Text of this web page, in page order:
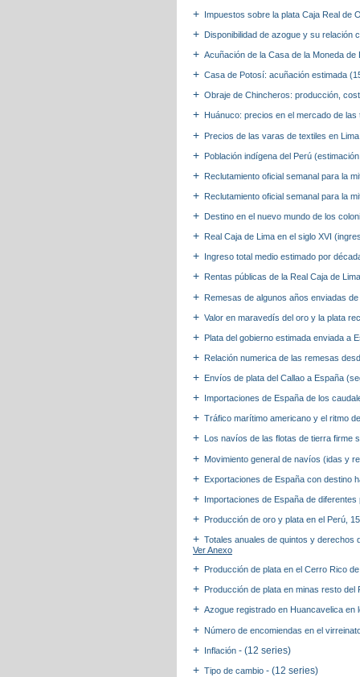
Impuestos sobre la plata Caja Real de
Disponibilidad de azogue y su relación
Acuñación de la Casa de la Moneda
Casa de Potosí: acuñación estimada
Obraje de Chincheros: producción,
Huánuco: precios en el mercado de
Precios de las varas de textiles en
Población indígena del Perú
Reclutamiento oficial semanal para la
Reclutamiento oficial semanal para la
Destino en el nuevo mundo de los
Real Caja de Lima en el siglo XVI
Ingreso total medio estimado por
Rentas públicas de la Real Caja de
Remesas de algunos años enviadas
Valor en maravedís del oro y la plata
Plata del gobierno estimada enviada a
Relación numerica de las remesas
Envíos de plata del Callao a España
Importaciones de España de los
Tráfico marítimo americano y el ritmo
Los navíos de las flotas de tierra firme
Movimiento general de navíos (idas y
Exportaciones de España con destino
Importaciones de España de
Producción de oro y plata en el Perú,
Totales anuales de quintos y derechos
Ver Anexo
Producción de plata en el Cerro Rico
Producción de plata en minas resto
Azogue registrado en Huancavelica en
Número de encomiendas en el
Inflación - (12 series)
Tipo de cambio - (12 series)